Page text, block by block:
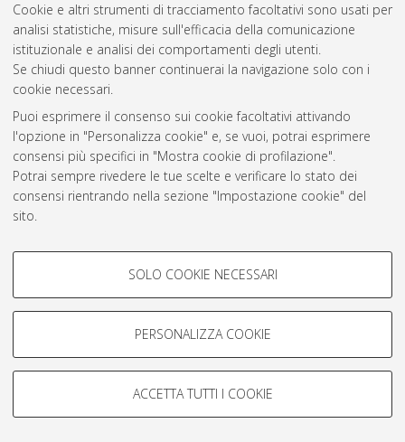
Cookie e altri strumenti di tracciamento facoltativi sono usati per
analisi statistiche, misure sull'efficacia della comunicazione
istituzionale e analisi dei comportamenti degli utenti.
Se chiudi questo banner continuerai la navigazione solo con i
cookie necessari.
Puoi esprimere il consenso sui cookie facoltativi attivando
l'opzione in "Personalizza cookie" e, se vuoi, potrai esprimere
consensi più specifici in "Mostra cookie di profilazione".
Potrai sempre rivedere le tue scelte e verificare lo stato dei
consensi rientrando nella sezione "Impostazione cookie" del
sito.
COOKIE DI PROFILAZIONE -
Si tratta di cookie utilizzati per analizzare le caratteristiche della
navigazione degli utenti, creare profili in base al loro comportamento
Mostra cookie di profilazione
COOKIE TECNICI - NECESSARI
SOLO COOKIE NECESSARI
PERSONALIZZA COOKIE
ACCETTA TUTTI I COOKIE
Atom
Rss 1.0
Rss 2.0
AMS Laurea
Servizio implementato e gestito da AlmaDL
Impostazioni Cookie
© ALMA MATER STUDIORUM - Università di Bologna, 2007-2026.